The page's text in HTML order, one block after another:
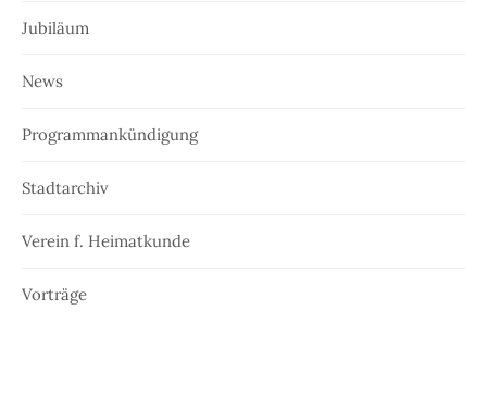
Jubiläum
News
Programmankündigung
Stadtarchiv
Verein f. Heimatkunde
Vorträge